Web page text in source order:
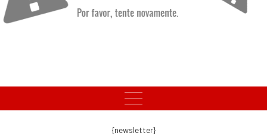
{newsletter}